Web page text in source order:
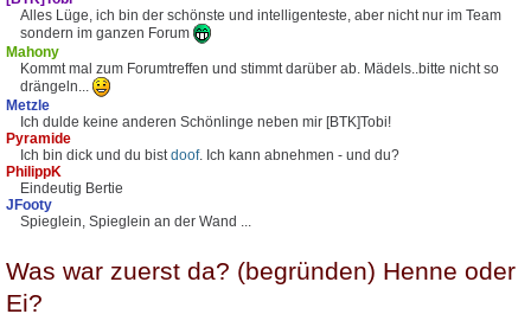
Alles Lüge, ich bin der schönste und intelligenteste, aber nicht nur im Team
sondern im ganzen Forum
Mahony
Kommt mal zum Forumtreffen und stimmt darüber ab. Mädels..bitte nicht so
drängeln...
Metzle
Ich dulde keine anderen Schönlinge neben mir [BTK]Tobi!
Pyramide
Ich bin dick und du bistdoof. Ich kann abnehmen - und du?
PhilippK
Eindeutig Bertie
JFooty
Spieglein, Spieglein an der Wand ...
Was war zuerst da? (begründen) Henne oder
Ei?